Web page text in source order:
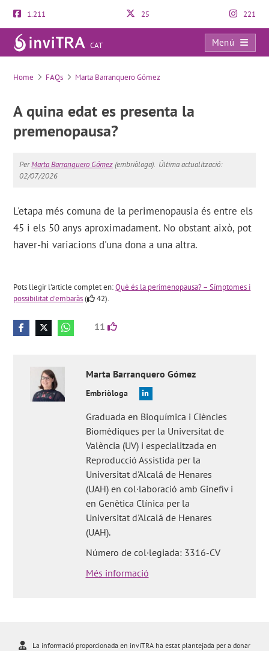
1.211 25 221
CAT
Menú
FAQs
Home FAQs Marta Barranquero Gómez
A quina edat es presenta la
premenopausa?
PerMarta Barranquero Gómez(embriòloga). Última actualització:
02/07/2026
L'etapa més comuna de la perimenopausia és entre els
45 i els 50 anys aproximadament. No obstant això, pot
haver-hi variacions d'una dona a una altra.
Pots llegir l'article complet en:Què és la perimenopausa? – Símptomes i
possibilitat d’embaràs( 42).
11
Marta Barranquero Gómez
Embriòloga
Graduada en Bioquímica i Ciències
Biomèdiques per la Universitat de
València (UV) i especialitzada en
Reproducció Assistida per la
Universitat d'Alcalá de Henares
(UAH) en col·laboració amb Ginefiv i
en Genètica Clínica per la
Universitat d'Alcalá de Henares
(UAH).
Número de col·legiada: 3316-CV
Més informació
La informació proporcionada en inviTRA ha estat plantejada per a donar